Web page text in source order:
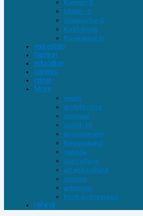
Kannur-D
Idukki–D
Alappuzha-D
Kozhikode
Kasaragod-D
real estate
fashion
education
careers
crime
More
youth
architecture
spiritual
covid-19
environment
Newzealand
canada
agriculture
art and culture
cuisine
astrology
book and reviews
nkhindi